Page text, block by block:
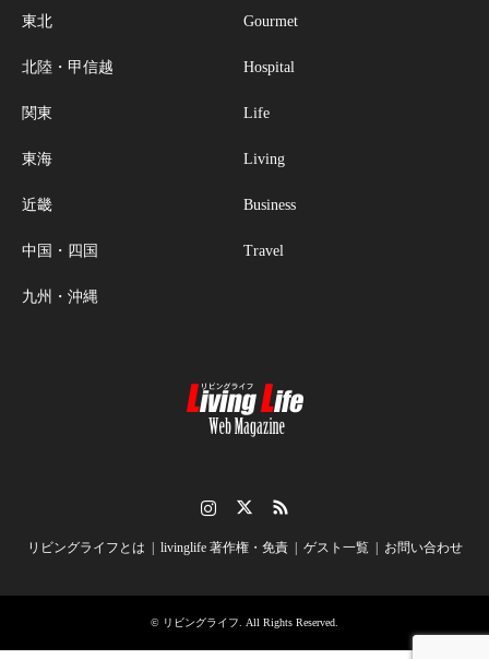
東北
北陸・甲信越
関東
東海
近畿
中国・四国
九州・沖縄
Gourmet
Hospital
Life
Living
Business
Travel
リビングライフとは livinglife 著作権・免責 ゲスト一覧 お問い合わせ
© リビングライフ . All Rights Reserved.